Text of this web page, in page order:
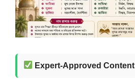
Expert-Approved Content